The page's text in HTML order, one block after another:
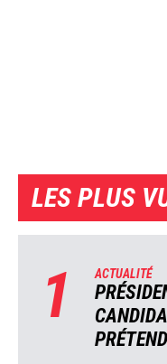
LES PLUS
1 ACTUALITÉ